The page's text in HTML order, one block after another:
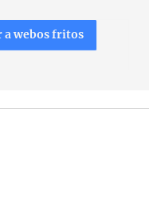
a webos fritos